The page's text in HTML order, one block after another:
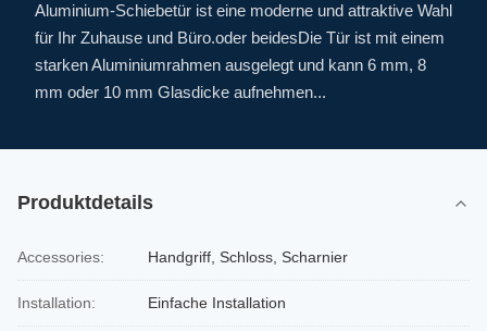
Aluminium-Schiebetür ist eine moderne und attraktive Wahl
für Ihr Zuhause und Büro.oder beidesDie Tür ist mit einem
starken Aluminiumrahmen ausgelegt und kann 6 mm, 8
mm oder 10 mm Glasdicke aufnehmen...
Produktdetails
Accessories: Handgriff, Schloss, Scharnier
Installation: Einfache Installation